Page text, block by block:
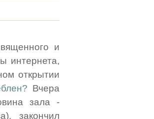
и
интернета,
открытии
Вчера
зала -
закончил